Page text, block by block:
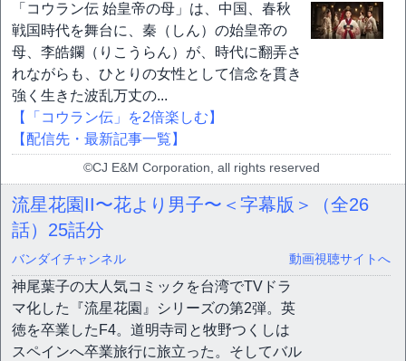
「コウラン伝 始皇帝の母」は、中国、春秋
戦国時代を舞台に、秦（しん）の始皇帝の
母、李皓鑭（りこうらん）が、時代に翻弄さ
れながらも、ひとりの女性として信念を貫き
強く生きた波乱万丈の...
【「コウラン伝」を2倍楽しむ】
【配信先・最新記事一覧】
©CJ E&M Corporation, all rights reserved
流星花園II〜花より男子〜＜字幕版＞（全26
話） 25話分
バンダイチャンネル 動画視聴サイトへ
神尾葉子の大人気コミックを台湾でTVドラ
マ化した『流星花園』シリーズの第2弾。英
徳を卒業したF4。道明寺司と牧野つくしは
スペインへ卒業旅行に旅立った。そしてバル